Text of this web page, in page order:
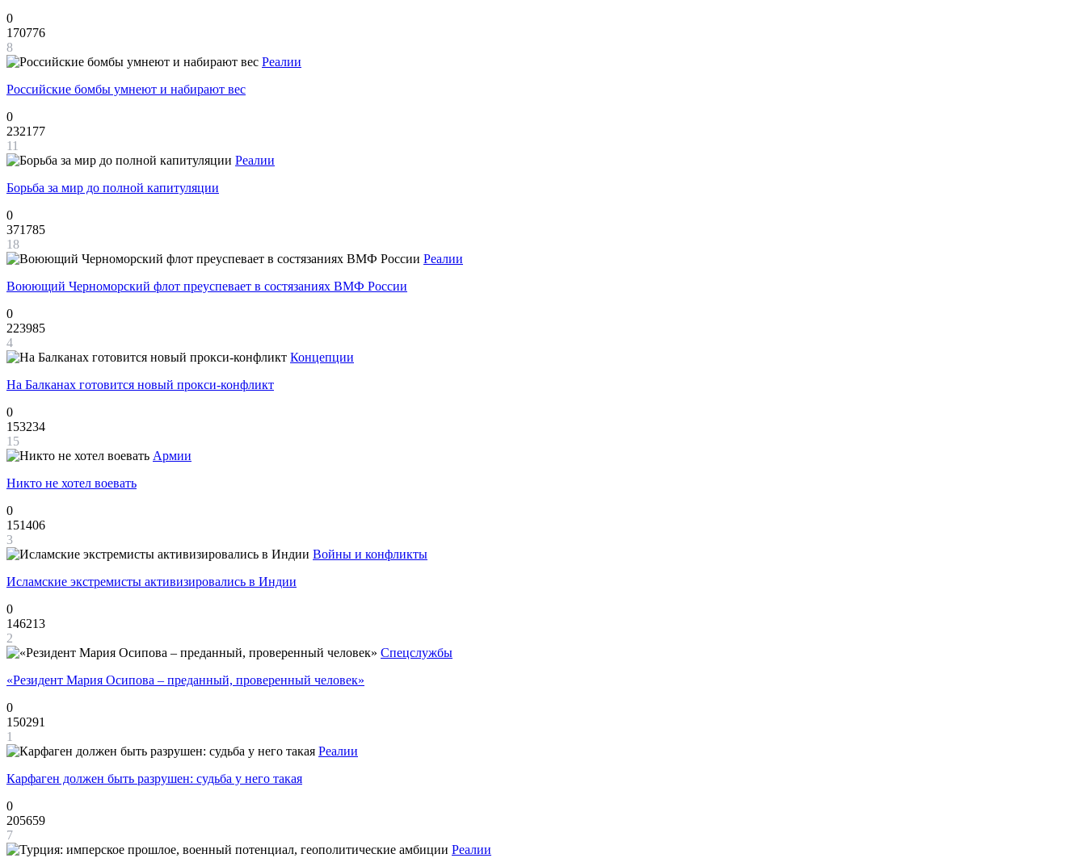
0
170776
8
Реалии
Российские бомбы умнеют и набирают вес
0
232177
11
Реалии
Борьба за мир до полной капитуляции
0
371785
18
Реалии
Воюющий Черноморский флот преуспевает в состязаниях ВМФ России
0
223985
4
Концепции
На Балканах готовится новый прокси-конфликт
0
153234
15
Армии
Никто не хотел воевать
0
151406
3
Войны и конфликты
Исламские экстремисты активизировались в Индии
0
146213
2
Спецслужбы
«Резидент Мария Осипова – преданный, проверенный человек»
0
150291
1
Реалии
Карфаген должен быть разрушен: судьба у него такая
0
205659
7
Реалии